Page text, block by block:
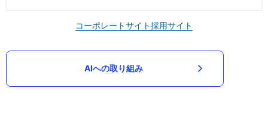
コーポレートサイト採用サイト
AIへの取り組み